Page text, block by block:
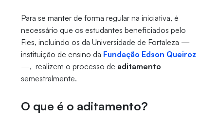
Para se manter de forma regular na iniciativa, é
necessário que os estudantes beneficiados pelo
Fies, incluindo os da Universidade de Fortaleza —
instituição de ensino da Fundação Edson Queiroz
—, realizem o processo de aditamento
semestralmente.
O que é o aditamento?